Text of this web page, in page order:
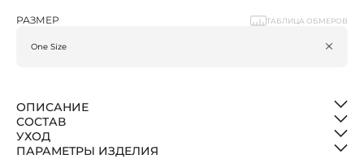
РАЗМЕР ТАБЛИЦА ОБМЕРОВ
ОПИСАНИЕ
СОСТАВ
УХОД
ПАРАМЕТРЫ ИЗДЕЛИЯ